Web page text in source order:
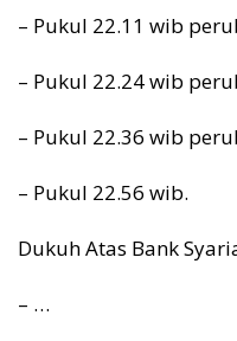
– Pukul 22.11 wib
– Pukul 22.24 wib
– Pukul 22.36 wib
– Pukul 22.56 wib.
Dukuh Atas Bank
– …